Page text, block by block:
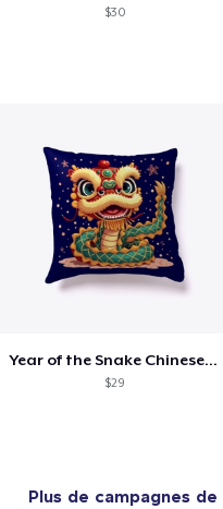
$30
Year of the Snake Chinese New Year
$29
Plus de campagnes de